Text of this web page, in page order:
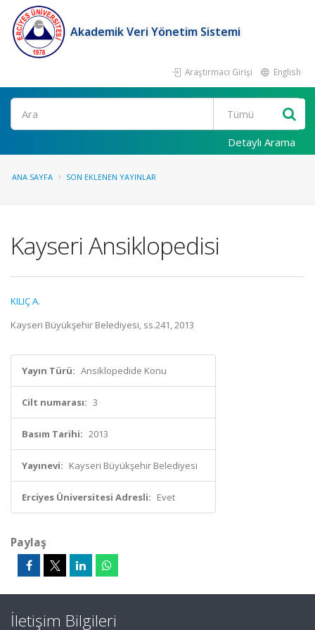
Akademik Veri Yönetim Sistemi
Araştırmacı Girişi English
Ara
Detaylı Arama
ANA SAYFA SON EKLENEN YAYINLAR
Kayseri Ansiklopedisi
KILIÇ A.
Kayseri Büyükşehir Belediyesi, ss.241, 2013
Yayın Türü: Ansiklopedide Konu
Cilt numarası: 3
Basım Tarihi: 2013
Yayınevi: Kayseri Büyükşehir Belediyesi
Erciyes Üniversitesi Adresli: Evet
Paylaş
İletişim Bilgileri